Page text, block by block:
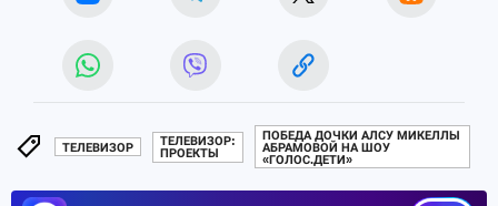
ТЕЛЕВИЗОР
ТЕЛЕВИЗОР:
ПРОЕКТЫ
ПОБЕДА ДОЧКИ АЛСУ МИКЕЛЛЫ
АБРАМОВОЙ НА ШОУ
«ГОЛОС.ДЕТИ»